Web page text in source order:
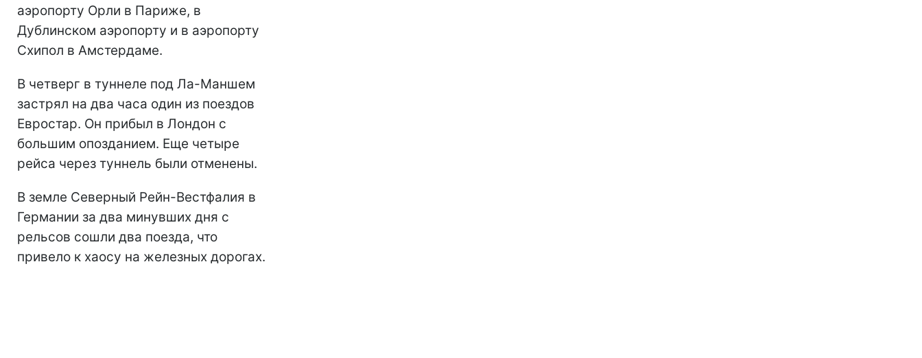
аэропорту Орли в Париже, в
Дублинском аэропорту и в аэропорту
Схипол в Амстердаме.
В четверг в туннеле под Ла-Маншем
застрял на два часа один из поездов
Евростар. Он прибыл в Лондон с
большим опозданием. Еще четыре
рейса через туннель были отменены.
В земле Северный Рейн-Вестфалия в
Германии за два минувших дня с
рельсов сошли два поезда, что
привело к хаосу на железных дорогах.